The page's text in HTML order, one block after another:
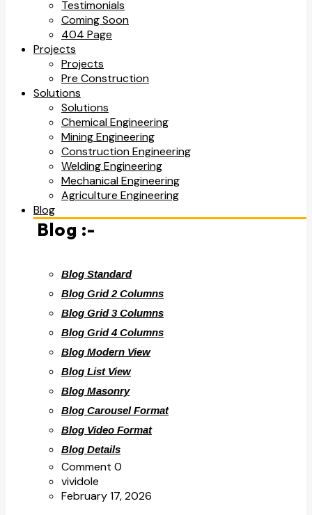
Testimonials
Coming Soon
404 Page
Projects
Projects
Pre Construction
Solutions
Solutions
Chemical Engineering
Mining Engineering
Construction Engineering
Welding Engineering
Mechanical Engineering
Agriculture Engineering
Blog
Blog :-
Blog Standard
Blog Grid 2 Columns
Blog Grid 3 Columns
Blog Grid 4 Columns
Blog Modern View
Blog List View
Blog Masonry
Blog Carousel Format
Blog Video Format
Blog Details
Comment 0
vividole
February 17, 2026